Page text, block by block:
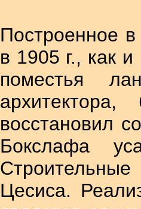
Построенное
в 1905 г., как
поместья
восстановил
Бокслафа
Цесиса.